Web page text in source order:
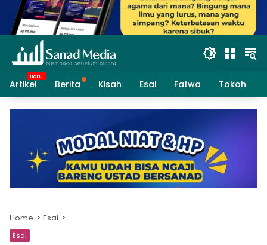
Artikel Berita Kisah Esai Fatwa Tokoh
Home Esai
Esai